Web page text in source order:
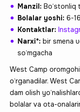
Manzil: Bo‘stonliq
Bolalar yoshi: 6-
Kontaktlar:
Narxi*: bir smena
so‘mgacha
West Camp
o‘rganadilar. West
dam olish
bolalar va ota-